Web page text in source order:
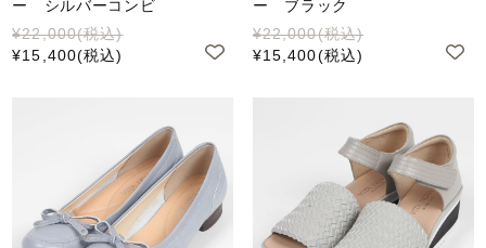
ー シルバーコンビ
¥22,000(税込)
¥15,400(税込)
ー ブラック
¥22,000(税込)
¥15,400(税込)